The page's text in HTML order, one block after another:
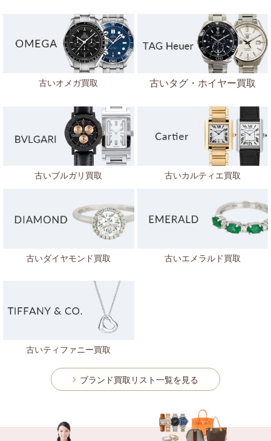
古いオメガ買取 古いタグ・ホイヤー買取
古いブルガリ買取 古いカルティエ買取
古いダイヤモンド買取 古いエメラルド買取
古いティファニー買取
ブランド買取リスト一覧を見る